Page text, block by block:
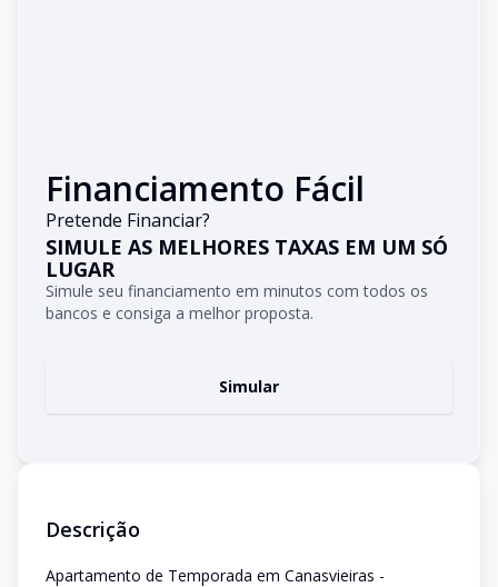
Financiamento Fácil
Pretende Financiar?
SIMULE AS MELHORES TAXAS EM UM SÓ
LUGAR
Simule seu financiamento em minutos com todos os
bancos e consiga a melhor proposta.
Simular
Descrição
Apartamento de Temporada em Canasvieiras -